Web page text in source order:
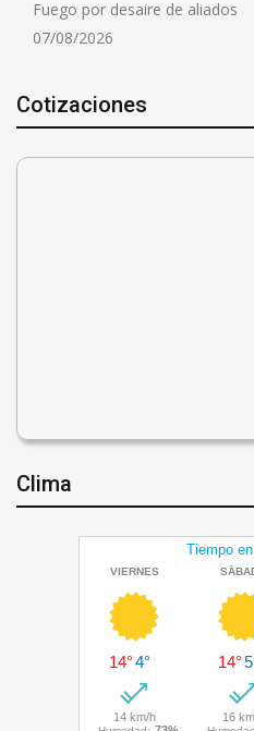
Fuego por desaire de aliados
07/08/2026
Cotizaciones
Clima